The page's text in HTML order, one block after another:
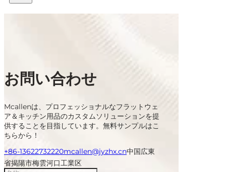
お問い合わせ
Mcallenは、プロフェッショナルなフラットウェ
ア＆キッチン用品のカスタムソリューションを提
供することを目指しています。無料サンプルはこ
ちらから！
+86-13622732220mcallen@jyzhx.cn中国広東
省揭陽市梅雲河口工業区